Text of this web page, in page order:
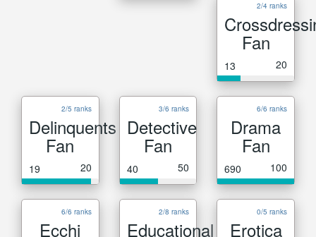
2/4 ranks
Fan
13 20
2/5 ranks
Delinquents
Fan
19 20
3/6 ranks
Detective
Fan
40 50
6/6 ranks
Drama
Fan
690 100
6/6 ranks
Ecchi
2/8 ranks
Educational
0/5 ranks
Erotica